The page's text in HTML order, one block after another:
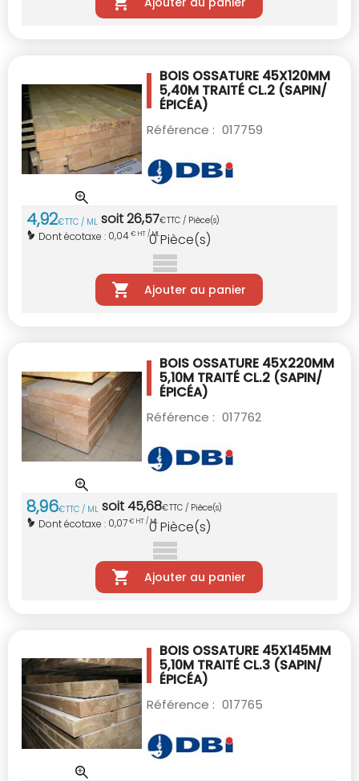
BOIS OSSATURE 45X120MM
5,40M TRAITÉ CL.2 (SAPIN/
ÉPICÉA)
Référence : 017759
4,92€TTC / ML soit26,57€TTC / Pièce(s)
Dont écotaxe : 0,04€ HT / ML
0Pièce(s)
Ajouter au panier
BOIS OSSATURE 45X220MM
5,10M TRAITÉ CL.2 (SAPIN/
ÉPICÉA)
Référence : 017762
8,96€TTC / ML soit45,68€TTC / Pièce(s)
Dont écotaxe : 0,07€ HT / ML
0Pièce(s)
Ajouter au panier
BOIS OSSATURE 45X145MM
5,10M TRAITÉ CL.3 (SAPIN/
ÉPICÉA)
Référence : 017765